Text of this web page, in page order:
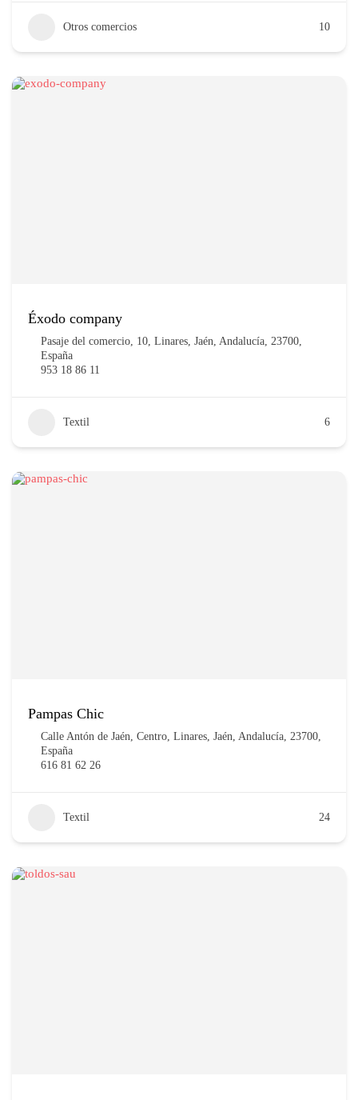
Otros comercios 10
Éxodo company
Pasaje del comercio, 10, Linares, Jaén, Andalucía, 23700,
España
953 18 86 11
Textil 6
Pampas Chic
Calle Antón de Jaén, Centro, Linares, Jaén, Andalucía, 23700,
España
616 81 62 26
Textil 24